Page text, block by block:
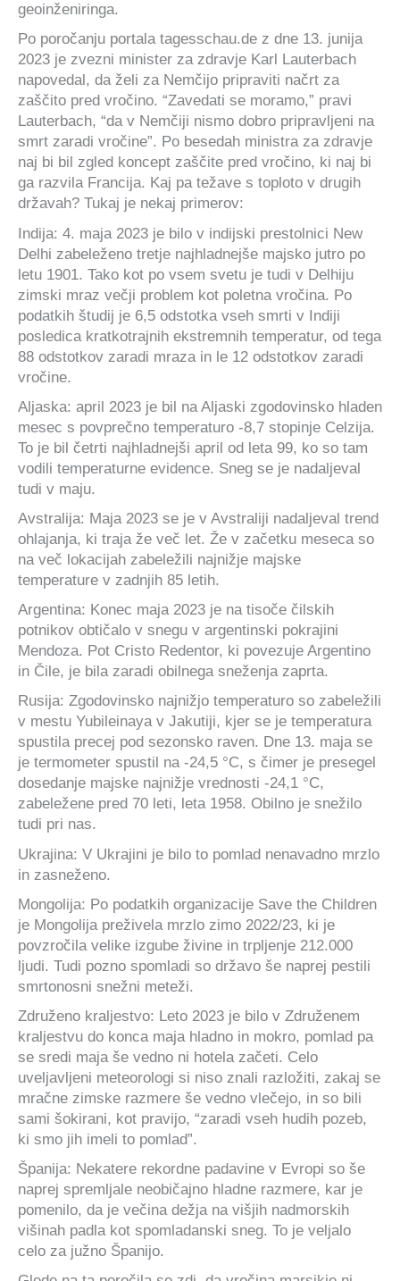
geoinženiringa.
Po poročanju portala tagesschau.de z dne 13. junija
2023 je zvezni minister za zdravje Karl Lauterbach
napovedal, da želi za Nemčijo pripraviti načrt za
zaščito pred vročino. “Zavedati se moramo,” pravi
Lauterbach, “da v Nemčiji nismo dobro pripravljeni na
smrt zaradi vročine”. Po besedah ministra za zdravje
naj bi bil zgled koncept zaščite pred vročino, ki naj bi
ga razvila Francija. Kaj pa težave s toploto v drugih
državah? Tukaj je nekaj primerov:
Indija: 4. maja 2023 je bilo v indijski prestolnici New
Delhi zabeleženo tretje najhladnejše majsko jutro po
letu 1901. Tako kot po vsem svetu je tudi v Delhiju
zimski mraz večji problem kot poletna vročina. Po
podatkih študij je 6,5 odstotka vseh smrti v Indiji
posledica kratkotrajnih ekstremnih temperatur, od tega
88 odstotkov zaradi mraza in le 12 odstotkov zaradi
vročine.
Aljaska: april 2023 je bil na Aljaski zgodovinsko hladen
mesec s povprečno temperaturo -8,7 stopinje Celzija.
To je bil četrti najhladnejši april od leta 99, ko so tam
vodili temperaturne evidence. Sneg se je nadaljeval
tudi v maju.
Avstralija: Maja 2023 se je v Avstraliji nadaljeval trend
ohlajanja, ki traja že več let. Že v začetku meseca so
na več lokacijah zabeležili najnižje majske
temperature v zadnjih 85 letih.
Argentina: Konec maja 2023 je na tisoče čilskih
potnikov obtičalo v snegu v argentinski pokrajini
Mendoza. Pot Cristo Redentor, ki povezuje Argentino
in Čile, je bila zaradi obilnega sneženja zaprta.
Rusija: Zgodovinsko najnižjo temperaturo so zabeležili
v mestu Yubileinaya v Jakutiji, kjer se je temperatura
spustila precej pod sezonsko raven. Dne 13. maja se
je termometer spustil na -24,5 °C, s čimer je presegel
dosedanje majske najnižje vrednosti -24,1 °C,
zabeležene pred 70 leti, leta 1958. Obilno je snežilo
tudi pri nas.
Ukrajina: V Ukrajini je bilo to pomlad nenavadno mrzlo
in zasneženo.
Mongolija: Po podatkih organizacije Save the Children
je Mongolija preživela mrzlo zimo 2022/23, ki je
povzročila velike izgube živine in trpljenje 212.000
ljudi. Tudi pozno spomladi so državo še naprej pestili
smrtonosni snežni meteži.
Združeno kraljestvo: Leto 2023 je bilo v Združenem
kraljestvu do konca maja hladno in mokro, pomlad pa
se sredi maja še vedno ni hotela začeti. Celo
uveljavljeni meteorologi si niso znali razložiti, zakaj se
mračne zimske razmere še vedno vlečejo, in so bili
sami šokirani, kot pravijo, “zaradi vseh hudih pozeb,
ki smo jih imeli to pomlad”.
Španija: Nekatere rekordne padavine v Evropi so še
naprej spremljale neobičajno hladne razmere, kar je
pomenilo, da je večina dežja na višjih nadmorskih
višinah padla kot spomladanski sneg. To je veljalo
celo za južno Španijo.